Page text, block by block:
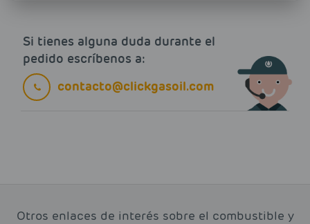
Si tienes alguna duda durante el
pedido escríbenos a:
contacto@clickgasoil.com
Otros enlaces de interés sobre el combustible y